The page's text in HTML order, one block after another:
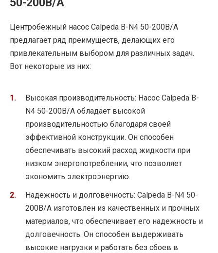
50-200B/A
Центробежный насос Calpeda B-N4 50-200B/A
предлагает ряд преимуществ, делающих его
привлекательным выбором для различных задач.
Вот некоторые из них:
Высокая производительность: Насос Calpeda B-
N4 50-200B/A обладает высокой
производительностью благодаря своей
эффективной конструкции. Он способен
обеспечивать высокий расход жидкости при
низком энергопотреблении, что позволяет
экономить электроэнергию.
Надежность и долговечность: Calpeda B-N4 50-
200B/A изготовлен из качественных и прочных
материалов, что обеспечивает его надежность и
долговечность. Он способен выдерживать
высокие нагрузки и работать без сбоев в